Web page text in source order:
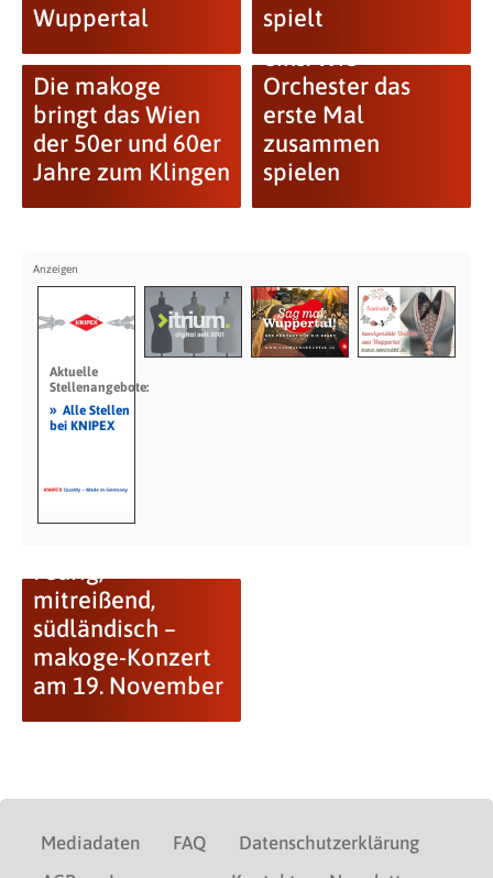
Wuppertal
spielt
Die makoge
bringt das Wien
der 50er und 60er
Jahre zum Klingen
Aus zwei mach
eins: Wie
Orchester das
erste Mal
zusammen
spielen
Aktuelle
Stellenangebote:
» Alle Stellen
bei KNIPEX
mitreißend,
südländisch –
makoge-Konzert
am 19. November
Mediadaten FAQ
Datenschutzerklärung